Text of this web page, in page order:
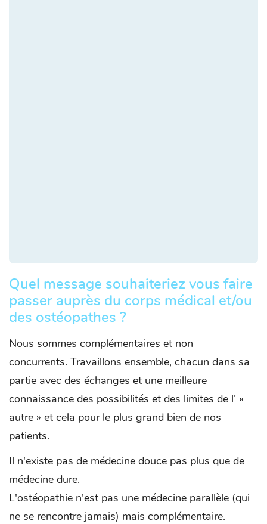
Quel message souhaiteriez vous faire
passer auprès du corps médical et/ou
des ostéopathes ?
Nous sommes complémentaires et non
concurrents. Travaillons ensemble, chacun dans sa
partie avec des échanges et une meilleure
connaissance des possibilités et des limites de l’ «
autre » et cela pour le plus grand bien de nos
patients.
Il n'existe pas de médecine douce pas plus que de
médecine dure.
L'ostéopathie n'est pas une médecine parallèle (qui
ne se rencontre jamais) mais complémentaire.